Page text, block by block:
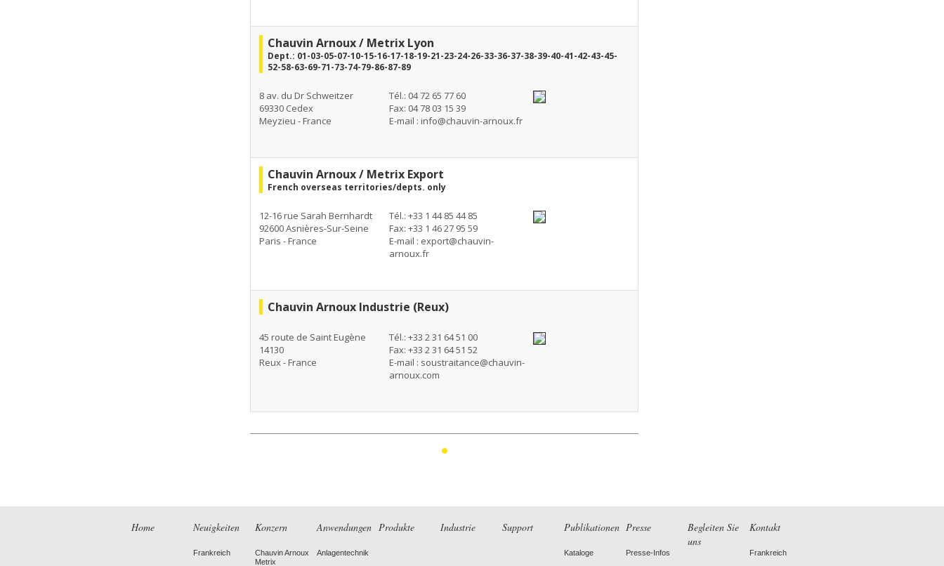
Chauvin Arnoux / Metrix Lyon
Dept.: 01-03-05-07-10-15-16-17-18-19-21-23-24-26-33-36-37-38-39-40-41-42-43-45-
52-58-63-69-71-73-74-79-86-87-89
8 av. du Dr Schweitzer
69330 Cedex
Meyzieu - France
Tél.: 04 72 65 77 60
Fax: 04 78 03 15 39
E-mail : info@chauvin-arnoux.fr
Chauvin Arnoux / Metrix Export
French overseas territories/depts. only
12-16 rue Sarah Bernhardt
92600 Asnières-Sur-Seine
Paris - France
Tél.: +33 1 44 85 44 85
Fax: +33 1 46 27 95 59
E-mail : export@chauvin-
arnoux.fr
Chauvin Arnoux Industrie (Reux)
45 route de Saint Eugène
14130
Reux - France
Tél.: +33 2 31 64 51 00
Fax: +33 2 31 64 51 52
E-mail : soustraitance@chauvin-
arnoux.com
Home Neuigkeiten
Frankreich
Konzern
Chauvin Arnoux
Metrix
Anwendungen
Anlagentechnik
Produkte Industrie Support Publikationen
Kataloge
Presse
Presse-Infos
Begleiten Sie
uns
Kontakt
Frankreich